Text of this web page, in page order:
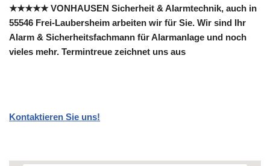
★★★★★ VONHAUSEN Sicherheit & Alarmtechnik, auch in
55546 Frei-Laubersheim arbeiten wir für Sie. Wir sind Ihr
Alarm & Sicherheitsfachmann für Alarmanlage und noch
vieles mehr. Termintreue zeichnet uns aus
Kontaktieren Sie uns!